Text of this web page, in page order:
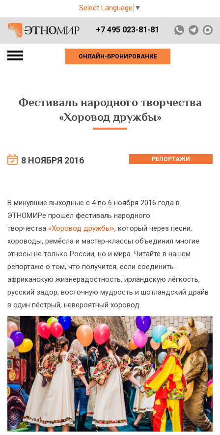
Select Language ▼
+7 495 023-81-81
ОНЛАЙН-БРОНИРОВАНИЕ
Фестиваль народного творчества
«Хоровод дружбы»
8 НОЯБРЯ 2016 РЕПОРТАЖИ
В минувшие выходные с 4 по 6 ноября 2016 года в
ЭТНОМИРе прошёл фестиваль народного
творчества «Хоровод дружбы», который через песни,
хороводы, ремёсла и мастер-классы объединил многие
этносы не только России, но и мира. Читайте в нашем
репортаже о том, что получится, если соединить
африканскую жизнерадостность, ирландскую лёгкость,
русский задор, восточную мудрость и шотландский драйв
в один пёстрый, невероятный хоровод.